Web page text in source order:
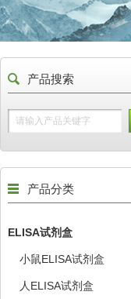
产品搜索
产品分类
ELISA试剂盒
小鼠ELISA试剂盒
人ELISA试剂盒